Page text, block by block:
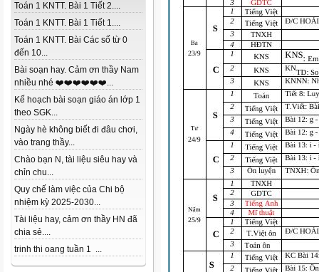
Toán 1 KNTT. Bài 1 Tiết 2....
Toán 1 KNTT. Bài 1 Tiết 1....
Toán 1 KNTT. Bài Các số từ 0
đến 10...
Bài soạn hay. Cảm ơn thầy Nam
nhiều nhé ❤️❤️❤️❤️❤️❤️...
Kế hoạch bài soạn giáo án lớp 1
theo SGK...
Ngày hè không biết đi đâu chơi,
vào trang thầy...
Chào bạn N, tài liệu siêu hay và
chỉn chu...
Quy chế làm việc của Chi bộ
nhiệm kỳ 2025-2030...
Tài liệu hay, cảm ơn thầy HN đã
chia sẻ....
trinh thi oang tuần 1 ...